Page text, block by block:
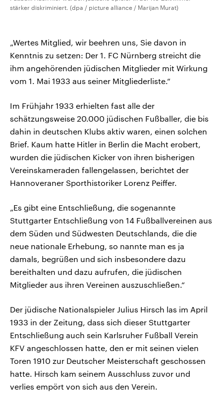
stärker diskriminiert. (dpa / picture alliance / Marijan Murat)
„Wertes Mitglied, wir beehren uns, Sie davon in
Kenntnis zu setzen: Der 1. FC Nürnberg streicht die
ihm angehörenden jüdischen Mitglieder mit Wirkung
vom 1. Mai 1933 aus seiner Mitgliederliste.“
Im Frühjahr 1933 erhielten fast alle der
schätzungsweise 20.000 jüdischen Fußballer, die bis
dahin in deutschen Klubs aktiv waren, einen solchen
Brief. Kaum hatte Hitler in Berlin die Macht erobert,
wurden die jüdischen Kicker von ihren bisherigen
Vereinskameraden fallengelassen, berichtet der
Hannoveraner Sporthistoriker Lorenz Peiffer.
„Es gibt eine Entschließung, die sogenannte
Stuttgarter Entschließung von 14 Fußballvereinen aus
dem Süden und Südwesten Deutschlands, die die
neue nationale Erhebung, so nannte man es ja
damals, begrüßen und sich insbesondere dazu
bereithalten und dazu aufrufen, die jüdischen
Mitglieder aus ihren Vereinen auszuschließen.“
Der jüdische Nationalspieler Julius Hirsch las im April
1933 in der Zeitung, dass sich dieser Stuttgarter
Entschließung auch sein Karlsruher Fußball Verein
KFV angeschlossen hatte, den er mit seinen vielen
Toren 1910 zur Deutscher Meisterschaft geschossen
hatte. Hirsch kam seinem Ausschluss zuvor und
verlies empört von sich aus den Verein.